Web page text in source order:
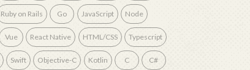
Ruby on Rails Go JavaScript Node
Vue React Native HTML/CSS Typescript
Swift Objective-C Kotlin C C#